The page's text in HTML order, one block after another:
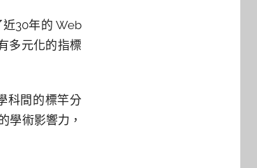
30年的 Web
多元化的指標
科間的標竿分
學術影響力，